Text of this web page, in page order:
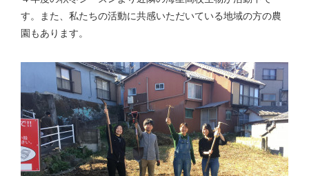
す。また、私たちの活動に共感いただいている地域の方の農
園もあります。